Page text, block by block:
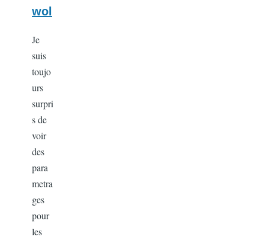
wol
Je
suis
toujo
urs
surpri
s de
voir
des
para
metra
ges
pour
les